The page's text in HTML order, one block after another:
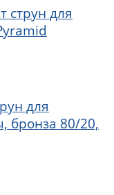
струн для
для
бронза 80/20,